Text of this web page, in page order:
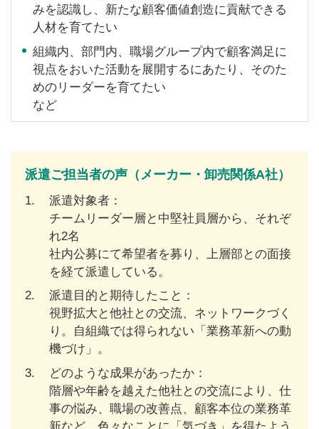
みを認識し、新たな顧客価値創造に貢献できる
人材を育てたい
組織内、部門内、職場グループ内で顧客満足に
視点をおいた活動を展開するにあたり、そのた
めのリーダーを育てたい
など
派遣ご担当者の声（メーカー・卸売関係A社）
1.
派遣対象者：
チームリーダー層と中堅社員層から、それぞ
れ2名
社内公募にて希望者を募り、上層部との面接
を経て派遣している。
2.
派遣目的と期待したこと：
視野拡大と他社との交流、ネットワークづく
り。自組織では得られない「業務革新への動
機づけ」。
3.
どのような成果があったか：
階層や年齢を越えた他社との交流により、仕
事の悩み、職場の改善点、顧客本位の業務革
新など、色々なことに「気づき」を得たよう